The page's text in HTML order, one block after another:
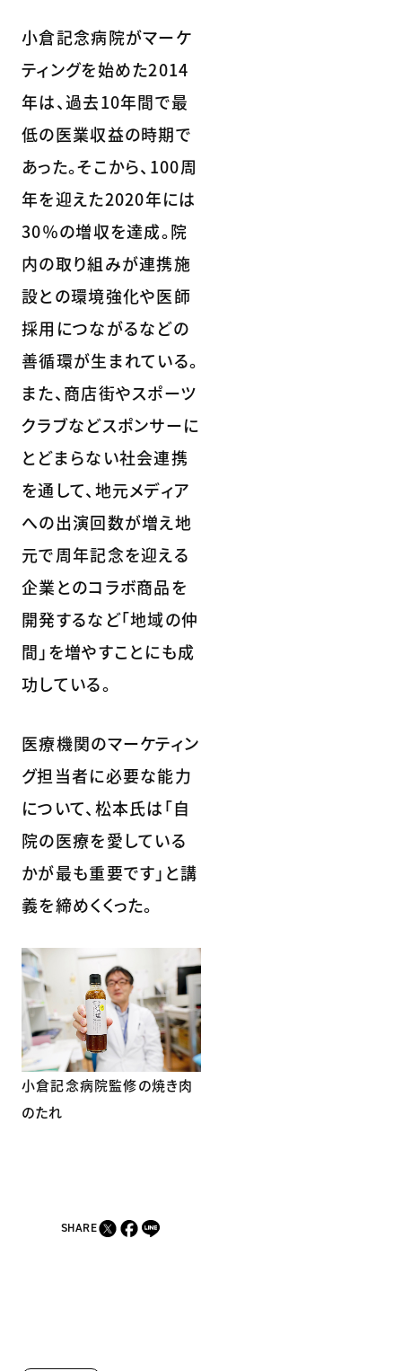
小倉記念病院がマーケ
ティングを始めた2014
年は、過去10年間で最
低の医業収益の時期で
あった。そこから、100周
年を迎えた2020年には
30％の増収を達成。院
内の取り組みが連携施
設との環境強化や医師
採用につながるなどの
善循環が生まれている。
また、商店街やスポーツ
クラブなどスポンサーに
とどまらない社会連携
を通して、地元メディア
への出演回数が増え地
元で周年記念を迎える
企業とのコラボ商品を
開発するなど「地域の仲
間」を増やすことにも成
功している。
医療機関のマーケティン
グ担当者に必要な能力
について、松本氏は「自
院の医療を愛している
かが最も重要です」と講
義を締めくくった。
小倉記念病院監修の焼き肉
のたれ
SHARE